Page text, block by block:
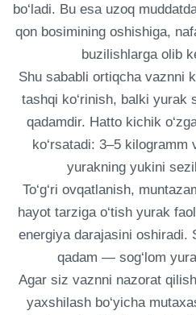
bo‘ladi. Bu esa uzoq
qon bosimining oshishiga,
buzilishlarga olib
Shu sababli ortiqcha vaznni
tashqi ko‘rinish, balki yurak
qadamdir. Hatto kichik
ko‘rsatadi: 3–5 kilogramm
yurakning yukini
To‘g‘ri ovqatlanish,
hayot tarziga o‘tish yurak
energiya darajasini oshiradi.
qadam — sog‘lom
Agar siz vaznni nazorat
yaxshilash bo‘yicha